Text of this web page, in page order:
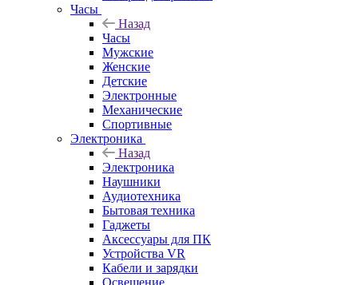
Часы
Назад
Часы
Мужские
Женские
Детские
Электронные
Механические
Спортивные
Электроника
Назад
Электроника
Наушники
Аудиотехника
Бытовая техника
Гаджеты
Аксессуары для ПК
Устройства VR
Кабели и зарядки
Освещение